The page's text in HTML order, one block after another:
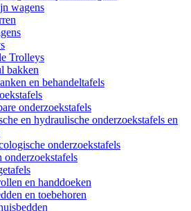
wagens
Trolleys
bakken
en behandeltafels
onderzoekstafels
en hydraulische onderzoekstafels en
onderzoekstafels
onderzoekstafels
en handdoeken
en toebehoren